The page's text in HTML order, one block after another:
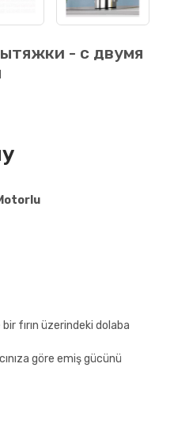
- с двумя
fırın üzerindeki dolaba
göre emiş gücünü